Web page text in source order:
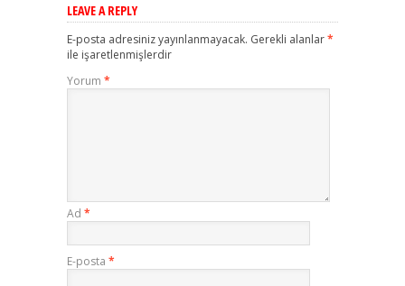
LEAVE A REPLY
E-posta adresiniz yayınlanmayacak. Gerekli alanlar*
ile işaretlenmişlerdir
Yorum *
Ad *
E-posta *